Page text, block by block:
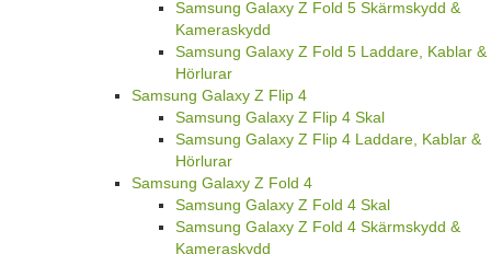
Samsung Galaxy Z Fold 5 Skärmskydd &
Kameraskydd
Samsung Galaxy Z Fold 5 Laddare, Kablar &
Hörlurar
Samsung Galaxy Z Flip 4
Samsung Galaxy Z Flip 4 Skal
Samsung Galaxy Z Flip 4 Laddare, Kablar &
Hörlurar
Samsung Galaxy Z Fold 4
Samsung Galaxy Z Fold 4 Skal
Samsung Galaxy Z Fold 4 Skärmskydd &
Kameraskydd